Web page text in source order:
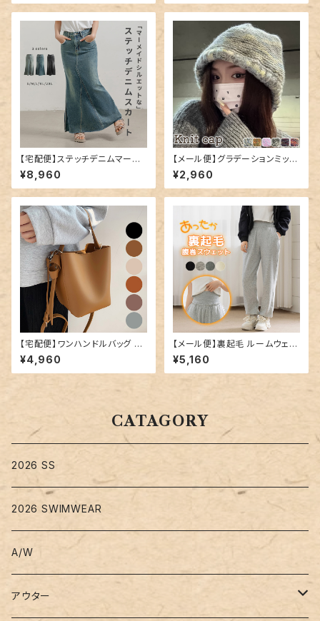
【宅配便】ステッチデニムマーメ
イドスカート／skirt032
¥8,960
【メール便】グラデーションミック
スカラーニット帽／hat300
¥2,960
【宅配便】ワンハンドルバッグ ／
bag202
¥4,960
【メール便】裏起毛 ルームウェア
腹巻 パンツ レディース／room
wear259
¥5,160
CATAGORY
2026 SS
2026 SWIMWEAR
A/W
アウター